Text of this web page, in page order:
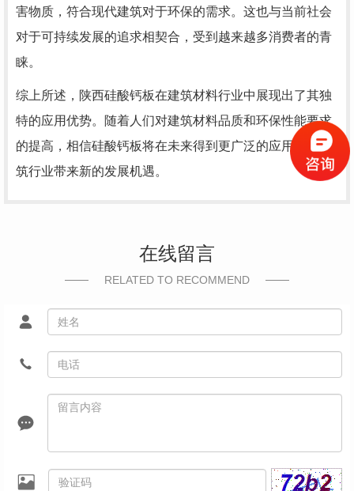
害物质，符合现代建筑对于环保的需求。这也与当前社会
对于可持续发展的追求相契合，受到越来越多消费者的青
睐。
综上所述，陕西硅酸钙板在建筑材料行业中展现出了其独
特的应用优势。随着人们对建筑材料品质和环保性能要求
的提高，相信硅酸钙板将在未来得到更广泛的应用，为建
筑行业带来新的发展机遇。
在线留言
RELATED TO RECOMMEND